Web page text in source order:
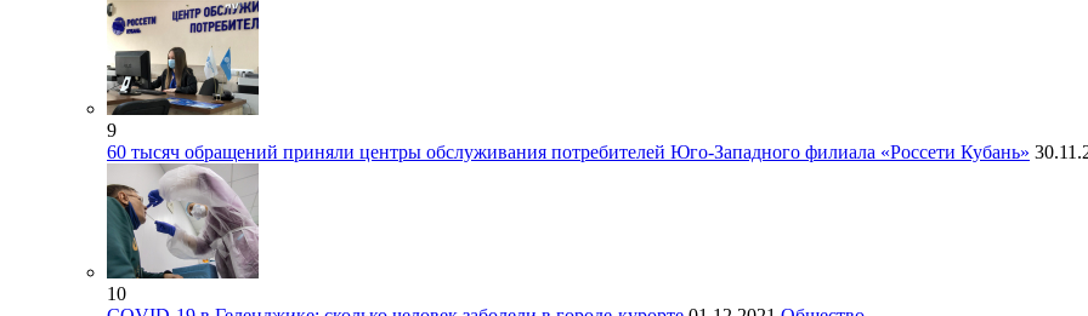
9
60 тысяч обращений приняли центры обслуживания потребителей Юго-Западного филиала «Россети Кубань»
10